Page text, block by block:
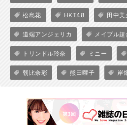
松島花 HKT48 田中美
道端アンジェリカ メイプル超
トリンドル玲奈 ミニー
朝比奈彩 熊田曜子 岸